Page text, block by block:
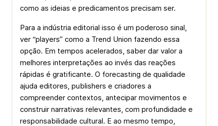
como as ideias e predicamentos precisam ser.
Para a indústria editorial isso é um poderoso sinal,
ver “players” como a Trend Union fazendo essa
opção. Em tempos acelerados, saber dar valor a
melhores interpretações ao invés das reações
rápidas é gratificante. O forecasting de qualidade
ajuda editores, publishers e criadores a
compreender contextos, antecipar movimentos e
construir narrativas relevantes, com profundidade e
responsabilidade cultural. E ao mesmo tempo,